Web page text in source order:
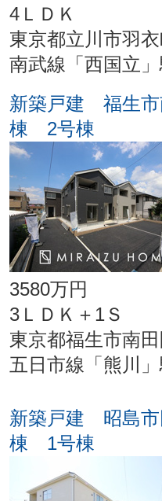
4ＬＤＫ
東京都立川市羽
南武線「西国立
新築戸建 福生
棟 2号棟
3580万円
3ＬＤＫ＋1Ｓ
東京都福生市南
五日市線「熊川
新築戸建 昭島
棟 1号棟